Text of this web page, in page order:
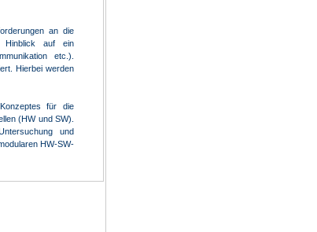
an die
Hinblick auf ein
etc.).
Hierbei werden
für die
(HW und SW).
und
HW-SW-